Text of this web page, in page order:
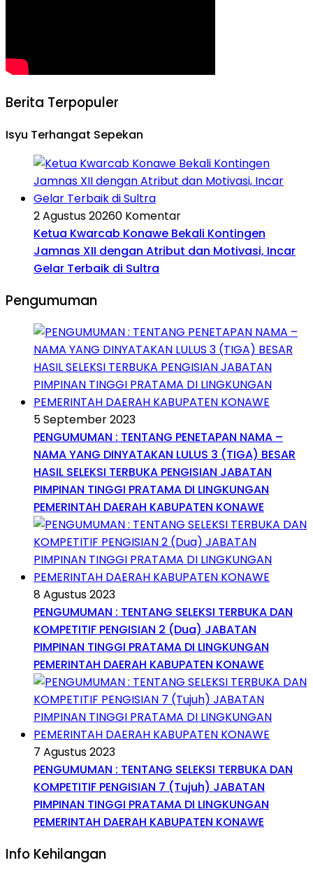
Berita Terpopuler
Isyu Terhangat Sepekan
2 Agustus 20260 Komentar
Ketua Kwarcab Konawe Bekali Kontingen
Jamnas XII dengan Atribut dan Motivasi, Incar
Gelar Terbaik di Sultra
Pengumuman
5 September 2023
PENGUMUMAN : TENTANG PENETAPAN NAMA –
NAMA YANG DINYATAKAN LULUS 3 (TIGA) BESAR
HASIL SELEKSI TERBUKA PENGISIAN JABATAN
PIMPINAN TINGGI PRATAMA DI LINGKUNGAN
PEMERINTAH DAERAH KABUPATEN KONAWE
8 Agustus 2023
PENGUMUMAN : TENTANG SELEKSI TERBUKA DAN
KOMPETITIF PENGISIAN 2 (Dua) JABATAN
PIMPINAN TINGGI PRATAMA DI LINGKUNGAN
PEMERINTAH DAERAH KABUPATEN KONAWE
7 Agustus 2023
PENGUMUMAN : TENTANG SELEKSI TERBUKA DAN
KOMPETITIF PENGISIAN 7 (Tujuh) JABATAN
PIMPINAN TINGGI PRATAMA DI LINGKUNGAN
PEMERINTAH DAERAH KABUPATEN KONAWE
Info Kehilangan